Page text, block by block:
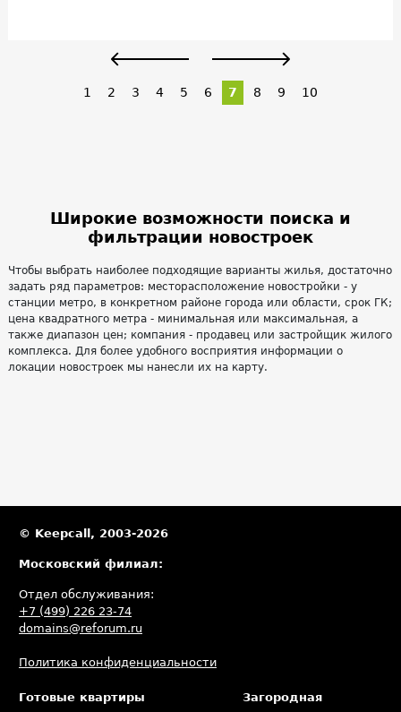
1 2 3 4 5 6 7 8 9 10
Широкие возможности поиска и
фильтрации новостроек
Чтобы выбрать наиболее подходящие варианты жилья, достаточно
задать ряд параметров: месторасположение новостройки - у
станции метро, в конкретном районе города или области, срок ГК;
цена квадратного метра - минимальная или максимальная, а
также диапазон цен; компания - продавец или застройщик жилого
комплекса. Для более удобного восприятия информации о
локации новостроек мы нанесли их на карту.
© Keepcall, 2003-2026
Московский филиал:
Отдел обслуживания:
+7 (499) 226 23-74
domains@reforum.ru
Политика конфиденциальности
Готовые квартиры
Загородная